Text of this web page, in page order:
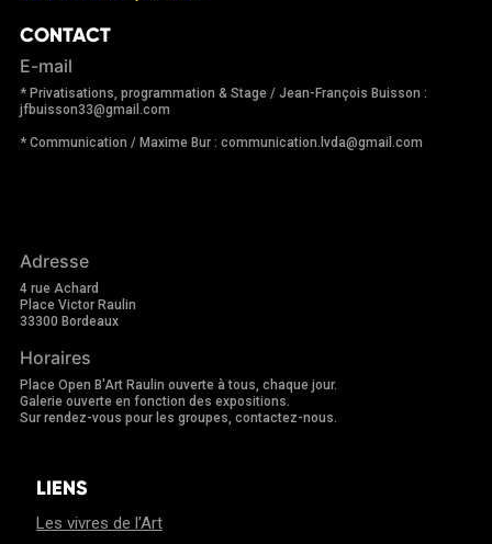
CONTACT
E-mail
* Privatisations, programmation & Stage / Jean-François Buisson :
jfbuisson33@gmail.com
* Communication / Maxime Bur : communication.lvda@gmail.com
Adresse
4 rue Achard
Place Victor Raulin
33300 Bordeaux
Horaires
Place Open B'Art Raulin ouverte à tous, chaque jour.
Galerie ouverte en fonction des expositions.
Sur rendez-vous pour les groupes, contactez-nous.
LIENS
Les vivres de l’Art